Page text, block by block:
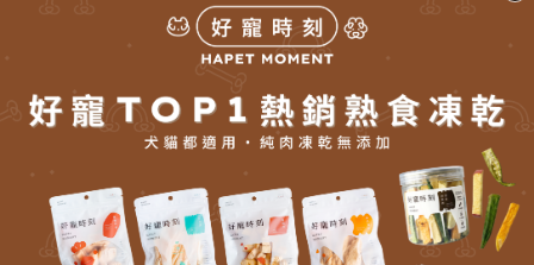
■ 成分：西班牙專利魚油（EPA 48%、DHA 32%）。膠囊成分：
明膠、甘油、純水、聚乙二醇。
Q1：魚油是給主食補充的嗎？
A：是的，魚油是營養補充品，可作為每日健康營養來源，補足毛
孩現代飲食中常缺乏的 Omega-3 必需脂肪酸，幫助維持皮毛、